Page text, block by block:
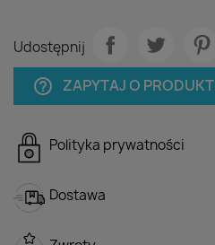
Udostępnij
help_outline ZAPYTAJ O PRODUKT
Polityka prywatności
Dostawa